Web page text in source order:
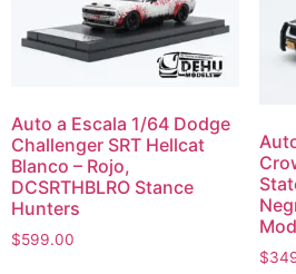
Auto a Escala 1/64 Dodge
Challenger SRT Hellcat
Blanco – Rojo,
DCSRTHBLRO Stance
Hunters
$599.00
$